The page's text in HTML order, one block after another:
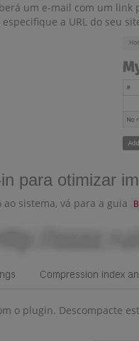
um e-mail com um link
especifique a URL do seu
para otimizar
sistema, vá para a guia
o plugin. Descompacte